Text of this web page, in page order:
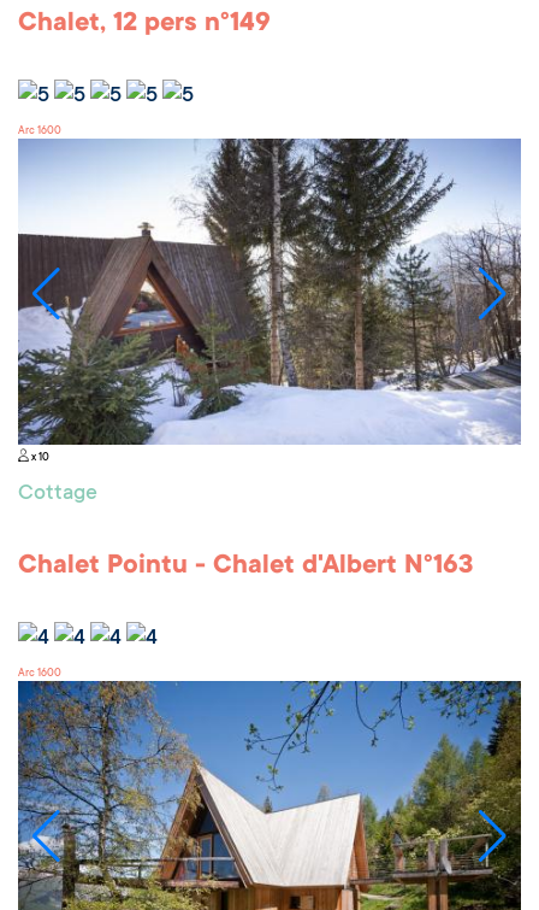
Chalet, 12 pers n°149
Arc 1600
x 10
Cottage
Chalet Pointu - Chalet d'Albert N°163
Arc 1600